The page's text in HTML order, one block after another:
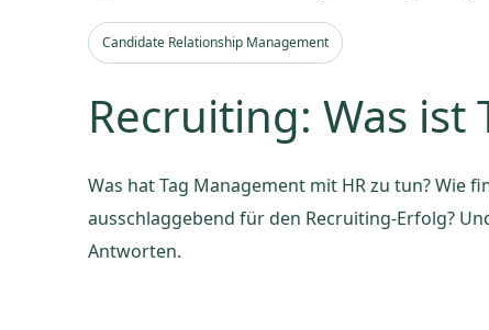
Candidate Relationship Management
Recruiting: Was ist
Was hat Tag Management mit HR zu tun? Wie
ausschlaggebend für den Recruiting-Erfolg?
Antworten.